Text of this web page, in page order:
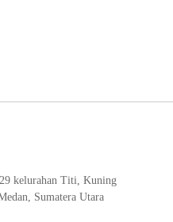
kelurahan Titi, Kuning
Sumatera Utara